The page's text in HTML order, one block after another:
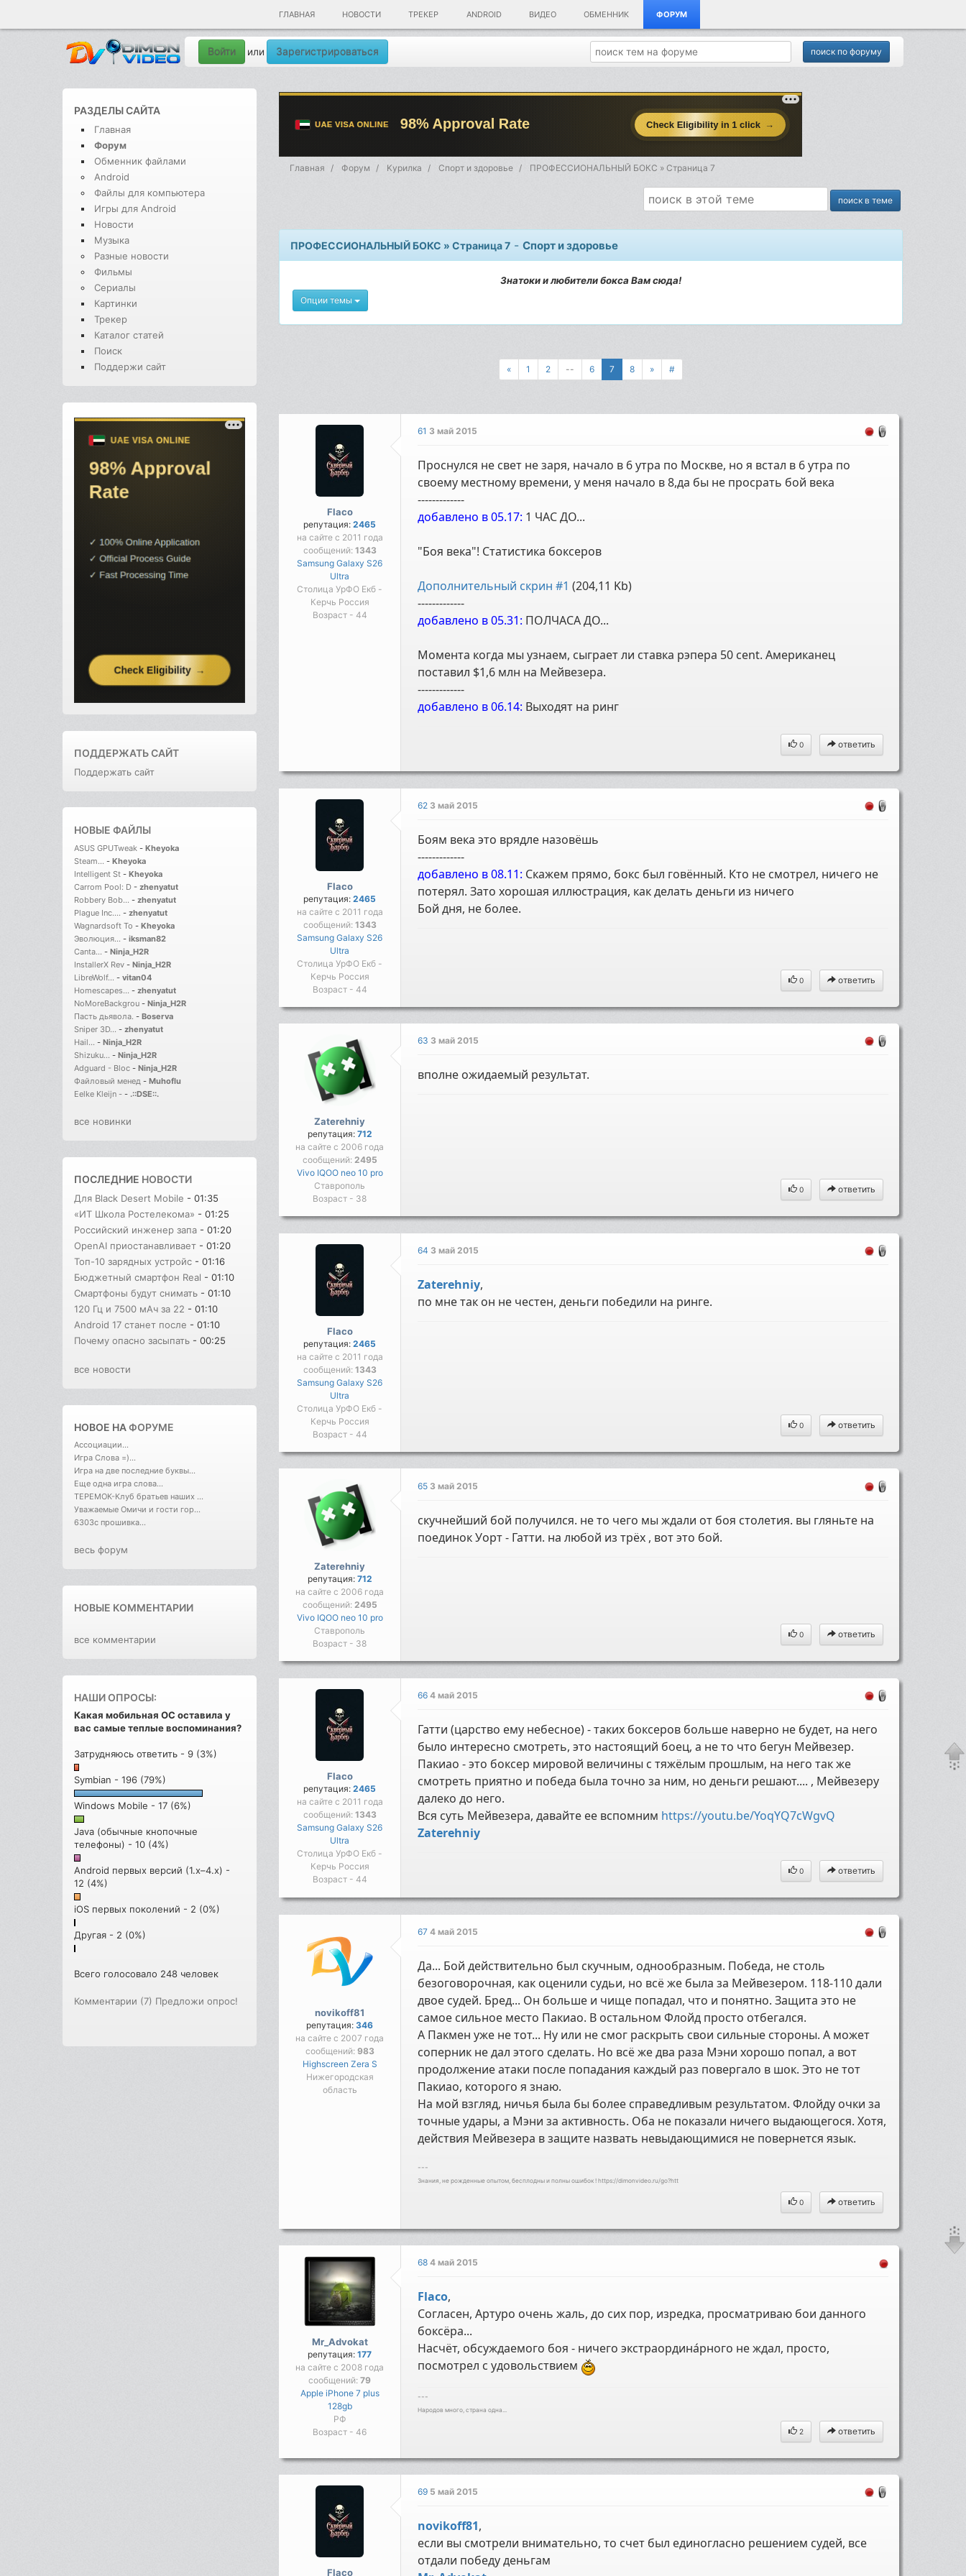
ГЛАВНАЯ НОВОСТИ ТРЕКЕР ANDROID ВИДЕО ОБМЕННИК ФОРУМ
Войти или Зарегистрироваться
РАЗДЕЛЫ САЙТА
Главная
Форум
Обменник файлами
Android
Файлы для компьютера
Игры для Android
Новости
Музыка
Разные новости
Фильмы
Сериалы
Картинки
Трекер
Каталог статей
Поиск
Поддержи сайт
ПОДДЕРЖАТЬ САЙТ
Поддержать сайт
НОВЫЕ ФАЙЛЫ
ASUS GPUTweak - Kheyoka
Steam... - Kheyoka
Intelligent St - Kheyoka
Carrom Pool: D - zhenyatut
Robbery Bob... - zhenyatut
Plague Inc.... - zhenyatut
Wagnardsoft To - Kheyoka
Эволюция... - iksman82
Canta... - Ninja_H2R
InstallerX Rev - Ninja_H2R
LibreWolf... - vitan04
Homescapes... - zhenyatut
NoMoreBackgrou - Ninja_H2R
Пасть дьявола. - Boserva
Sniper 3D... - zhenyatut
Hail... - Ninja_H2R
Shizuku... - Ninja_H2R
Adguard - Bloc - Ninja_H2R
Файловый менед - Muhoflu
Eelke Kleijn - - .::DSE::.
все новинки
ПОСЛЕДНИЕ НОВОСТИ
Для Black Desert Mobile - 01:35
«ИТ Школа Ростелекома» - 01:25
Российский инженер запа - 01:20
OpenAI приостанавливает - 01:20
Топ-10 зарядных устройс - 01:16
Бюджетный смартфон Real - 01:10
Смартфоны будут снимать - 01:10
120 Гц и 7500 мАч за 22 - 01:10
Android 17 станет после - 01:10
Почему опасно засыпать - 00:25
все новости
НОВОЕ НАФОРУМЕ
Ассоциации...
Игра Слова =)...
Игра на две последние буквы...
Еще одна игра слова...
ТЕРЕМОК-Клуб братьев наших ...
Уважаемые Омичи и гости гор...
6303с прошивка...
весь форум
НОВЫЕ КОММЕНТАРИИ
все комментарии
НАШИ ОПРОСЫ:
Какая мобильная ОС оставила у
вас самые теплые воспоминания?
Затрудняюсь ответить - 9 (3%)
Symbian - 196 (79%)
Windows Mobile - 17 (6%)
Java (обычные кнопочные
телефоны) - 10 (4%)
Android первых версий (1.x–4.x) -
12 (4%)
iOS первых поколений - 2 (0%)
Другая - 2 (0%)
Всего голосовало 248 человек
Комментарии (7) Предложи опрос!
Главная Форум Kурилка Спорт и здоровье ПРОФЕССИОНАЛЬНЫЙ БОКС » Страница 7
ПРОФЕССИОНАЛЬНЫЙ БОКС » Страница 7 -Спорт и здоровье
Знатоки и любители бокса Вам сюда!
Опции темы
« 1 2 -- 6 7 8 » #
Flaco
репутация:2465
на сайте с 2011 года
сообщений: 1343
Samsung Galaxy S26
Ultra
Столица УрФО Екб -
Керчь Россия
Возраст - 44
61 3 май 2015
Проснулся не свет не заря, начало в 6 утра по Москве, но я встал в 6 утра по
своему местному времени, у меня начало в 8,да бы не просрать бой века
-------------
добавлено в 05.17: 1 ЧАС ДО...
"Боя века"! Статистика боксеров
Дополнительный скрин #1 (204,11 Kb)
-------------
добавлено в 05.31: ПОЛЧАСА ДО...
Момента когда мы узнаем, сыграет ли ставка рэпера 50 cent. Американец
поставил $1,6 млн на Мейвезера.
-------------
добавлено в 06.14: Выходят на ринг
0 ответить
Flaco
репутация:2465
на сайте с 2011 года
сообщений: 1343
Samsung Galaxy S26
Ultra
Столица УрФО Екб -
Керчь Россия
Возраст - 44
62 3 май 2015
Боям века это врядле назовёшь
-------------
добавлено в 08.11: Скажем прямо, бокс был говённый. Кто не смотрел, ничего не
потерял. Зато хорошая иллюстрация, как делать деньги из ничего
Бой дня, не более.
0 ответить
Zaterehniy
репутация: 712
на сайте с 2006 года
сообщений: 2495
Vivo IQOO neo 10 pro
Ставрополь
Возраст - 38
63 3 май 2015
вполне ожидаемый результат.
0 ответить
Flaco
репутация:2465
на сайте с 2011 года
сообщений: 1343
Samsung Galaxy S26
Ultra
Столица УрФО Екб -
Керчь Россия
Возраст - 44
64 3 май 2015
Zaterehniy,
по мне так он не честен, деньги победили на ринге.
0 ответить
Zaterehniy
репутация: 712
на сайте с 2006 года
сообщений: 2495
Vivo IQOO neo 10 pro
Ставрополь
Возраст - 38
65 3 май 2015
скучнейший бой получился. не то чего мы ждали от боя столетия. вы гляньте на
поединок Уорт - Гатти. на любой из трёх , вот это бой.
0 ответить
Flaco
репутация:2465
на сайте с 2011 года
сообщений: 1343
Samsung Galaxy S26
Ultra
Столица УрФО Екб -
Керчь Россия
Возраст - 44
66 4 май 2015
Гатти (царство ему небесное) - таких боксеров больше наверно не будет, на него
было интересно смотреть, это настоящий боец, а не то что бегун Мейвезер.
Пакиао - это боксер мировой величины с тяжёлым прошлым, на него так же
смотреть приятно и победа была точно за ним, но деньги решают.... , Мейвезеру
далеко до него.
Вся суть Мейвезера, давайте ее вспомним https://youtu.be/YoqYQ7cWgvQ
Zaterehniy
0 ответить
novikoff81
репутация:346
на сайте с 2007 года
сообщений: 983
Highscreen Zera S
Нижегородская
область
67 4 май 2015
Да... Бой действительно был скучным, однообразным. Победа, не столь
безоговорочная, как оценили судьи, но всё же была за Мейвезером. 118-110 дали
двое судей. Бред... Он больше и чище попадал, что и понятно. Защита это не
самое сильное место Пакиао. В остальном Флойд просто отбегался.
А Пакмен уже не тот... Ну или не смог раскрыть свои сильные стороны. А может
соперник не дал этого сделать. Но всё же два раза Мэни хорошо попал, а вот
продолжение атаки после попадания каждый раз повергало в шок. Это не тот
Пакиао, которого я знаю.
На мой взгляд, ничья была бы более справедливым результатом. Флойду очки за
точные удары, а Мэни за активность. Оба не показали ничего выдающегося. Хотя,
действия Мейвезера в защите назвать невыдающимися не повернется язык.
---
Знания, не рожденные опытом, бесплодны и полны ошибок ! https://dimonvideo.ru/go?htt
0 ответить
Mr_Advokat
репутация:177
на сайте с 2008 года
сообщений:79
Apple iPhone 7 plus
128gb
РФ
Возраст - 46
68 4 май 2015
Flaco,
Согласен, Артуро очень жаль, до сих пор, изредка, просматриваю бои данного
боксёра...
Насчёт, обсуждаемого боя - ничего экстраордина́рного не ждал, просто,
посмотрел с удовольствием
---
Народов много, страна одна...
2 ответить
Flaco
69 5 май 2015
novikoff81,
если вы смотрели внимательно, то счет был единогласно решением судей, все
отдали победу деньгам